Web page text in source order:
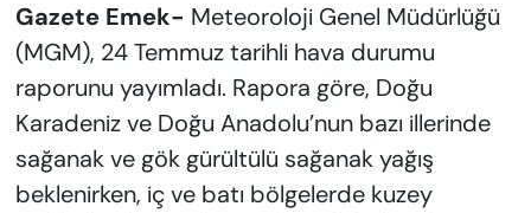
Gazete Emek- Meteoroloji Genel Müdürlüğü
(MGM), 24 Temmuz tarihli hava durumu
raporunu yayımladı. Rapora göre, Doğu
Karadeniz ve Doğu Anadolu’nun bazı illerinde
sağanak ve gök gürültülü sağanak yağış
beklenirken, iç ve batı bölgelerde kuzey
YAZAR KÖŞESİ
SİYASET
VAN VE DİYARBAKIR HABERLERİ